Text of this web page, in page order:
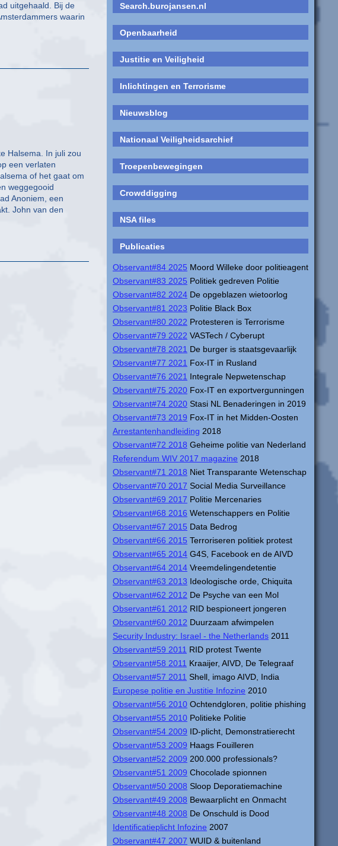
Search.burojansen.nl
Openbaarheid
Justitie en Veiligheid
Inlichtingen en Terrorisme
Nieuwsblog
Nationaal Veiligheidsarchief
Troepenbewegingen
Crowddigging
NSA files
Publicaties
Observant#84 2025 Moord Willeke door politieagent
Observant#83 2025 Politiek gedreven Politie
Observant#82 2024 De opgeblazen wietoorlog
Observant#81 2023 Politie Black Box
Observant#80 2022 Protesteren is Terrorisme
Observant#79 2022 VASTech / Cyberupt
Observant#78 2021 De burger is staatsgevaarlijk
Observant#77 2021 Fox-IT in Rusland
Observant#76 2021 Integrale Nepwetenschap
Observant#75 2020 Fox-IT en exportvergunningen
Observant#74 2020 Stasi NL Benaderingen in 2019
Observant#73 2019 Fox-IT in het Midden-Oosten
Arrestantenhandleiding 2018
Observant#72 2018 Geheime politie van Nederland
Referendum WIV 2017 magazine 2018
Observant#71 2018 Niet Transparante Wetenschap
Observant#70 2017 Social Media Surveillance
Observant#69 2017 Politie Mercenaries
Observant#68 2016 Wetenschappers en Politie
Observant#67 2015 Data Bedrog
Observant#66 2015 Terroriseren politiek protest
Observant#65 2014 G4S, Facebook en de AIVD
Observant#64 2014 Vreemdelingendetentie
Observant#63 2013 Ideologische orde, Chiquita
Observant#62 2012 De Psyche van een Mol
Observant#61 2012 RID bespioneert jongeren
Observant#60 2012 Duurzaam afwimpelen
Security Industry: Israel - the Netherlands 2011
Observant#59 2011 RID protest Twente
Observant#58 2011 Kraaijer, AIVD, De Telegraaf
Observant#57 2011 Shell, imago AIVD, India
Europese politie en Justitie Infozine 2010
Observant#56 2010 Ochtendgloren, politie phishing
Observant#55 2010 Politieke Politie
Observant#54 2009 ID-plicht, Demonstratierecht
Observant#53 2009 Haags Fouilleren
Observant#52 2009 200.000 professionals?
Observant#51 2009 Chocolade spionnen
Observant#50 2008 Sloop Deporatiemachine
Observant#49 2008 Bewaarplicht en Onmacht
Observant#48 2008 De Onschuld is Dood
Identificatieplicht Infozine 2007
Observant#47 2007 WUID & buitenland
uitgehaald. Bij de
waarin
Halsema. In juli zou
een verlaten
of het gaat om
weggegooid
Anoniem, een
John van den